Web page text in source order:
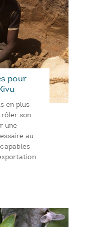
pour
en plus
son
une
au